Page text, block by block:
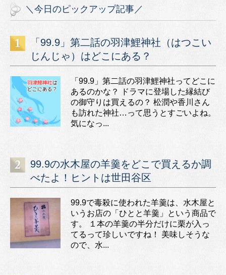
＼今日のピックアップ記事／
「99.9」第二話の羽津鯉神社（はつこい
じんじゃ）はどこにある？
「99.9」第二話の羽津鯉神社ってどこに
あるのかな？ ドラマに登場した縁結び
の御守りは買えるの？ 松潤や香川さん
も訪れた神社…って思うとすごいよね。
気になっ...
99.9の水木屋の羊羹をどこで買えるか調
べたよ！ヒントは世田谷区
99.9で毒殺に使われた羊羹は、水木屋と
いうお店の「ひとと羊羹」という商品で
す。 １本の羊羹の半分だけに栗が入っ
てるって珍しいですね！ 美味しそうな
ので、水...